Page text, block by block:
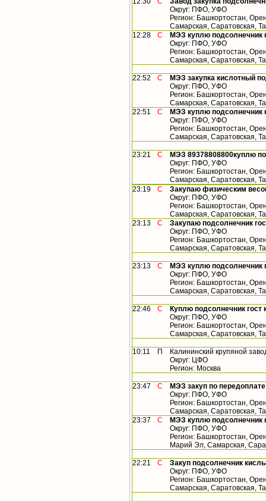
Округ: ПФО, УФО
Регион: Башкортостан,
Самарская, Саратовская,
12:28
С
МЭЗ куплю подсолнечник
Округ: ПФО, УФО
Регион: Башкортостан,
Самарская, Саратовская,
22:52 С
МЭЗ закупка кислотный
Округ: ПФО, УФО
Регион: Башкортостан,
Самарская, Саратовская,
22:51
С
МЭЗ куплю подсолнечник
Округ: ПФО, УФО
Регион: Башкортостан,
Самарская, Саратовская,
23:21 С
МЭЗ 89378808800куплю
Округ: ПФО, УФО
Регион: Башкортостан,
Самарская, Саратовская,
23:19
С
Закупаю физическим
Округ: ПФО, УФО
Регион: Башкортостан,
Самарская, Саратовская,
23:13
С
Закупаю подсолнечник
Округ: ПФО, УФО
Регион: Башкортостан,
Самарская, Саратовская,
23:13 С
МЭЗ куплю подсолнечник
Округ: ПФО, УФО
Регион: Башкортостан,
Самарская, Саратовская,
22:46 С
Куплю подсолнечник гост
Округ: ПФО, УФО
Регион: Башкортостан,
Самарская, Саратовская,
10:11 П
Калининский крупяной
Округ: ЦФО
Регион: Москва
23:47 С
МЭЗ закуп по
Округ: ПФО, УФО
Регион: Башкортостан,
Самарская, Саратовская,
23:37
С
МЭЗ куплю подсолнечник
Округ: ПФО, УФО
Регион: Башкортостан,
Марий Эл, Самарская,
22:21 С
Закуп подсолнечник
Округ: ПФО, УФО
Регион: Башкортостан,
Самарская, Саратовская,